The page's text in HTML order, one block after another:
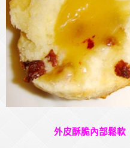
外皮酥脆內部鬆軟